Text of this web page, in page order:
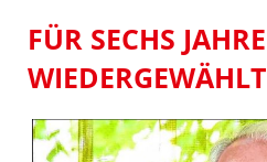
FÜR SECHS JAHRE
WIEDERGEWÄHLT